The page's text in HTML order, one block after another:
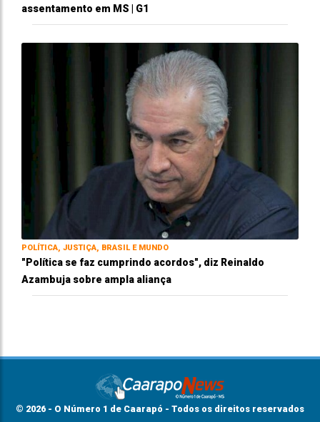
assentamento em MS | G1
POLÍTICA, JUSTIÇA, BRASIL E MUNDO
"Política se faz cumprindo acordos", diz Reinaldo
Azambuja sobre ampla aliança
© 2026 - O Número 1 de Caarapó - Todos os direitos reservados